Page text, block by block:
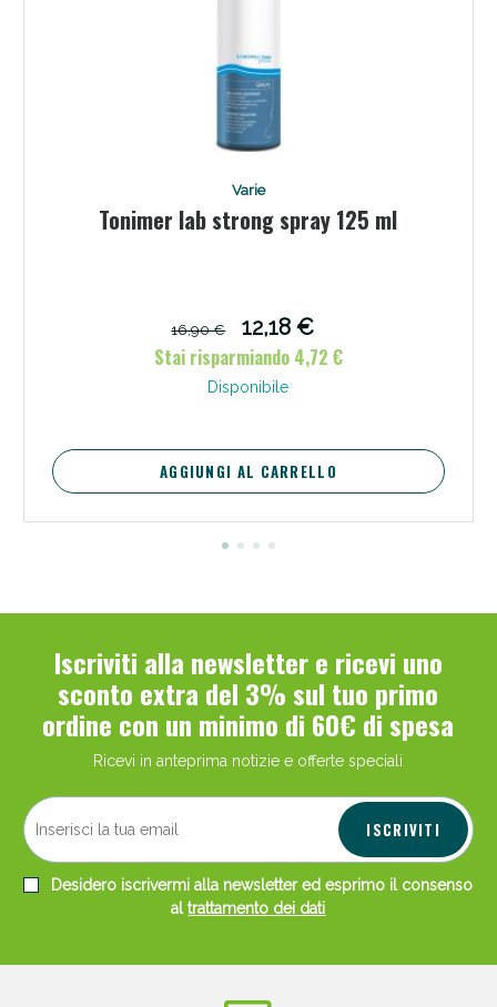
Varie
Tonimer lab strong spray 125 ml
16,90 €
12,18 €
Stai risparmiando 4,72 €
Disponibile
AGGIUNGI AL CARRELLO
Iscriviti alla newsletter e ricevi uno
sconto extra del 3% sul tuo primo
ordine con un minimo di 60€ di spesa
Ricevi in anteprima notizie e offerte speciali
ISCRIVITI
Desidero iscrivermi alla newsletter ed esprimo il consenso
altrattamento dei dati
Scopri le offerte di Oggi